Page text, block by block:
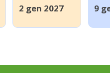
2 gen 2027
9